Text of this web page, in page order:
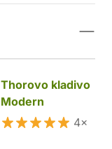
Thorovo kladivo
Modern
4×